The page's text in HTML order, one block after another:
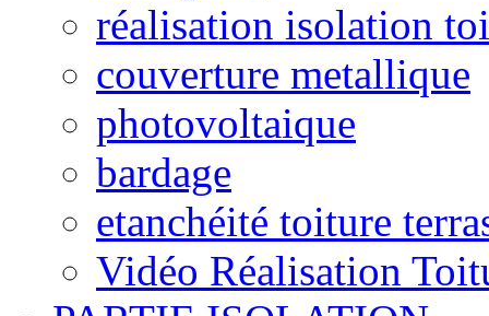
réalisation isolation
couverture metallique
photovoltaique
bardage
etanchéité toiture
Vidéo Réalisation